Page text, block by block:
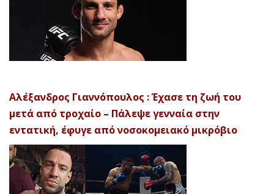
Αλέξανδρος Γιαννόπουλος : Έχασε τη ζωή του
μετά από τροχαίο – Πάλεψε γενναία στην
εντατική, έφυγε από νοσοκομειακό μικρόβιο